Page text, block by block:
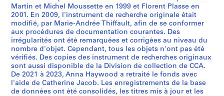
o
n
n
e
r
i
e
,
1
u
e
t
t
e
e
t
d
r
w
o
r
k
s
"
,
"
,
1
4
m
a
i
-
i
o
n
"
a
u
C
e
r
e
o
f
c
o
n
s
a
n
e
,
1
9
8
7
e
n
t
i
f
i
é
e
n
c
e
p
o
u
r
p
r
Martin et Michel Moussette en 1999 et Florent Plasse en
2001. En 2009, l'instrument de recherche originale était
modifié, par Marie-Andrée Thiffault, afin de se conformer
aux procédures de documentation courantes. Des
irrégularités ont été remarquées et corrigées au niveau du
nombre d'objet. Cependant, tous les objets n'ont pas été
vérifiés. Des copies des instrument de recherches originaux
sont aussi disponible de la Division de collection de CCA.
De 2021 à 2023, Anna Haywood a retraité le fonds avec
l'aide de Catherine Jacob. Les enregistrements de la base
de données ont été consolidés, les titres mis à jour et les